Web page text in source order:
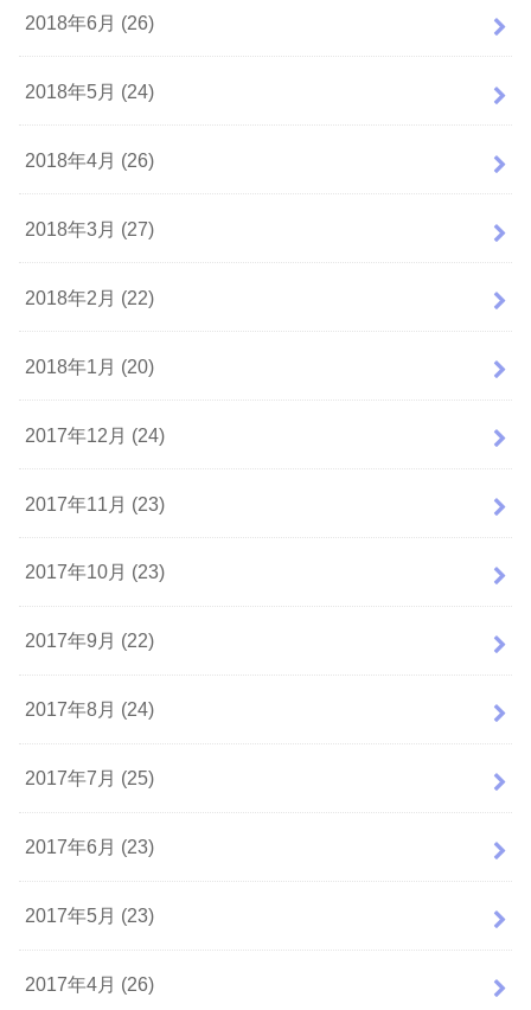
2018年6月 (26)
2018年5月 (24)
2018年4月 (26)
2018年3月 (27)
2018年2月 (22)
2018年1月 (20)
2017年12月 (24)
2017年11月 (23)
2017年10月 (23)
2017年9月 (22)
2017年8月 (24)
2017年7月 (25)
2017年6月 (23)
2017年5月 (23)
2017年4月 (26)